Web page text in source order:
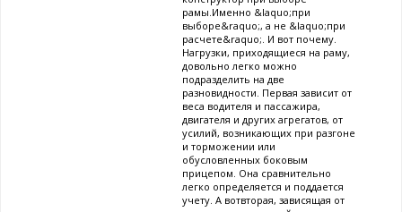
рамы.Именно &laquo;при
выборе&raquo;, а не &laquo;при
расчете&raquo;. И вот почему.
Нагрузки, приходящиеся на раму,
довольно легко можно
подразделить на две
разновидности. Первая зависит от
веса водителя и пассажира,
двигателя и других агрегатов, от
усилий, возникающих при разгоне
и торможении или
обусловленных боковым
прицепом. Она сравнительно
легко определяется и поддается
учету. А вотвторая, зависящая от